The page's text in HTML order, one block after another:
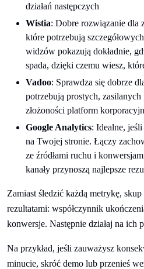
działań następczych
Wistia: Dobre rozwiązanie dla
które potrzebują
widzów pokazują dokładnie,
spada, dzięki czemu wiesz,
Vadoo: Sprawdza się dobrze
potrzebują prostych,
złożoności platform
Google Analytics: Idealne,
na Twojej stronie. Łączy
ze źródłami ruchu i
kanały przynoszą najlepsze
Zamiast śledzić każdą metrykę,
rezultatami: współczynnik
konwersje. Następnie działaj na ich
Na przykład, jeśli zauważysz
minucie, skróć demo lub przenieś